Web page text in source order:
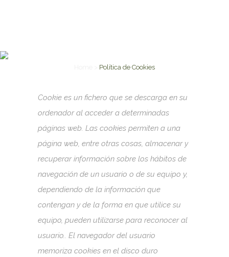
Política de Cookies
Cookie es un fichero que se descarga en su
ordenador al acceder a determinadas
páginas web. Las cookies permiten a una
página web, entre otras cosas, almacenar y
recuperar información sobre los hábitos de
navegación de un usuario o de su equipo y,
dependiendo de la información que
contengan y de la forma en que utilice su
equipo, pueden utilizarse para reconocer al
usuario.. El navegador del usuario
memoriza cookies en el disco duro